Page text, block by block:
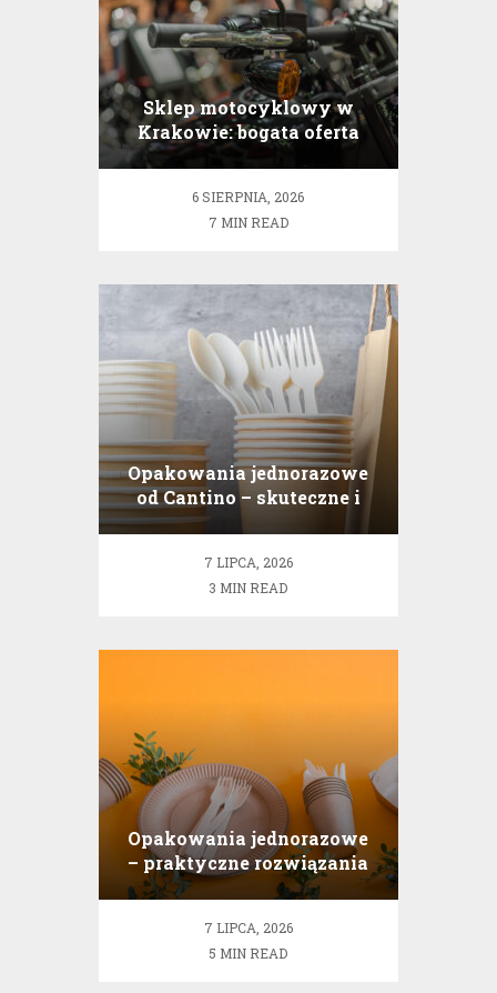
Sklep motocyklowy w
Krakowie: bogata oferta
akcesoriów i odzieży
6 SIERPNIA, 2026
7 MIN READ
Opakowania jednorazowe
od Cantino – skuteczne i
ekologiczne rozwiązania
7 LIPCA, 2026
3 MIN READ
Opakowania jednorazowe
– praktyczne rozwiązania
od Cantino
7 LIPCA, 2026
5 MIN READ